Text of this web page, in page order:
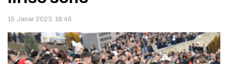
15 Janar 2023, 18:45